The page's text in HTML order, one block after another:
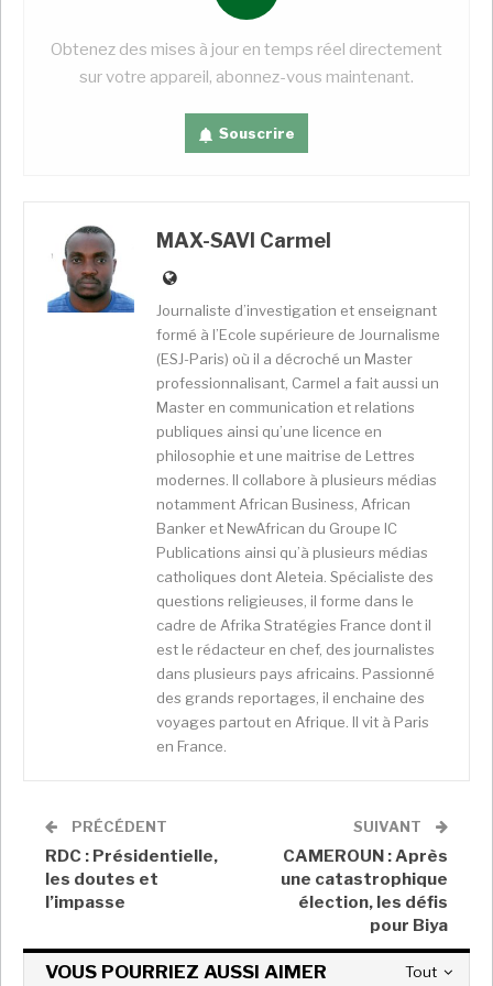
Sud. Doté d’un des plus grands ensembles de lagons
des îles Fidji. La Nouvelle-Calédonie est divisée en
trois provinces : la province Nord et la province Sud,
sur l’île principale, et les îles Loyauté (Lifou, Maré,
Ouvéa et Tiga), à l’est de la « Grande Terre ». Seule
grande ville du territoire, Nouméa concentre dans
son agglomération les deux-tiers des 270 000
habitants de Nouvelle-Calédonie.
Ça fait longtemps que c’est français ?
La France de Napoléon III a pris possession de
l’archipel en 1853. Elle y a vite installé un bagne,
réparti sur plusieurs sites, qui a accueilli jusqu’en 1924
des condamnés politiques et de droit commun. Ces
derniers, les plus nombreux des bagnards, sont mis à
contribution pour construire des routes et des
bâtiments. L’administration coloniale déplace
également des autochtones kanaks dans des
réserves réparties sur l’ensemble du territoire – les
zones confisquées finissent entre les mains de
mouvement de revendication séparatistes’organise
à l’orée des années 1970. Devenus minoritaires
démographiquement, les Kanaks sont portés par les
idéaux de Mai-68 et la remise en cause de l’ordre
établi. Les tensions communautaires s’accentuent et
explosent finalement dans les années 1980, où une
Obtenez des mises à jour en temps réel directement
sur votre appareil, abonnez-vous maintenant.
Souscrire
MAX-SAVI Carmel
Journaliste d’investigation et enseignant
formé à l’Ecole supérieure de Journalisme
(ESJ-Paris) où il a décroché un Master
professionnalisant, Carmel a fait aussi un
Master en communication et relations
publiques ainsi qu’une licence en
philosophie et une maitrise de Lettres
modernes. Il collabore à plusieurs médias
notamment African Business, African
Banker et NewAfrican du Groupe IC
Publications ainsi qu’à plusieurs médias
catholiques dont Aleteia. Spécialiste des
questions religieuses, il forme dans le
cadre de Afrika Stratégies France dont il
est le rédacteur en chef, des journalistes
dans plusieurs pays africains. Passionné
des grands reportages, il enchaine des
voyages partout en Afrique. Il vit à Paris
en France.
PRÉCÉDENT
RDC : Présidentielle,
les doutes et
l’impasse
SUIVANT
CAMEROUN : Après
une catastrophique
élection, les défis
pour Biya
Tout
VOUS POURRIEZ AUSSI AIMER